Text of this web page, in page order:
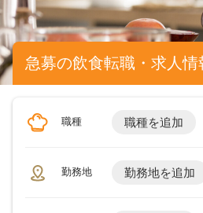
急募の飲食転職・求人情
職種 職種を追加
勤務地 勤務地を追加